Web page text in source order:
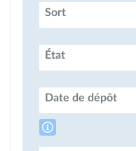
Sort
État
Date de dépôt